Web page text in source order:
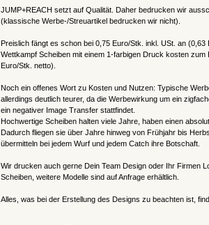
JUMP+REACH setzt auf Qualität. Daher bedrucken wir
(klassische Werbe-/Streuartikel bedrucken wir nicht).
Preislich fängt es schon bei 0,75 Euro/Stk. inkl. USt. an
Wettkampf Scheiben mit einem 1-farbigen Druck kosten
Euro/Stk. netto).
Noch ein offenes Wort zu Kosten und Nutzen: Typische
allerdings deutlich teurer, da die Werbewirkung um ein
ein negativer Image Transfer stattfindet.
Hochwertige Scheiben halten viele Jahre, haben einen
Dadurch fliegen sie über Jahre hinweg von Frühjahr bis
übermitteln bei jedem Wurf und jedem Catch ihre Botschaft.
Wir drucken auch gerne Dein Team Design oder Ihr Firmen
Scheiben, weitere Modelle sind auf Anfrage erhältlich.
Alles, was bei der Erstellung des Designs zu beachten ist,